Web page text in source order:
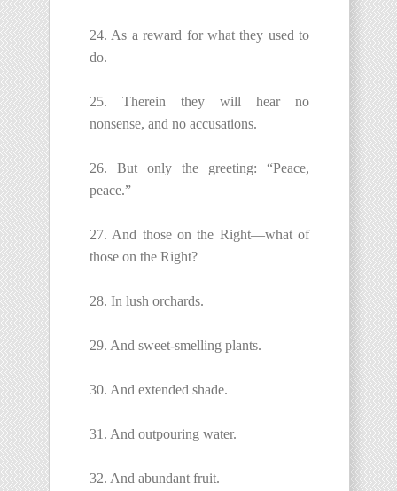
24. As a reward for what they used to
do.
25. Therein they will hear no
nonsense, and no accusations.
26. But only the greeting: “Peace,
peace.”
27. And those on the Right—what of
those on the Right?
28. In lush orchards.
29. And sweet-smelling plants.
30. And extended shade.
31. And outpouring water.
32. And abundant fruit.